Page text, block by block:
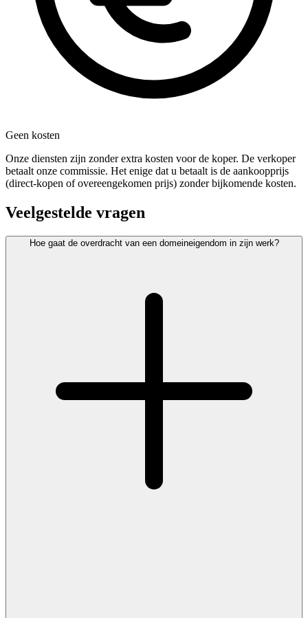
Geen kosten
Onze diensten zijn zonder extra kosten voor de koper. De verkoper
betaalt onze commissie. Het enige dat u betaalt is de aankoopprijs
(direct-kopen of overeengekomen prijs) zonder bijkomende kosten.
Veelgestelde vragen
Hoe gaat de overdracht van een domeineigendom in zijn werk?